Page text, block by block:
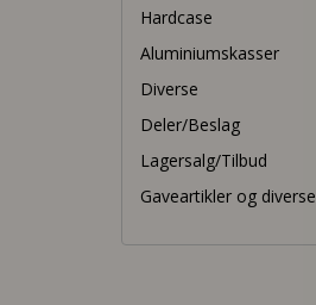
Hardcase
Aluminiumskasser
Diverse
Deler/Beslag
Lagersalg/Tilbud
Gaveartikler og diverse